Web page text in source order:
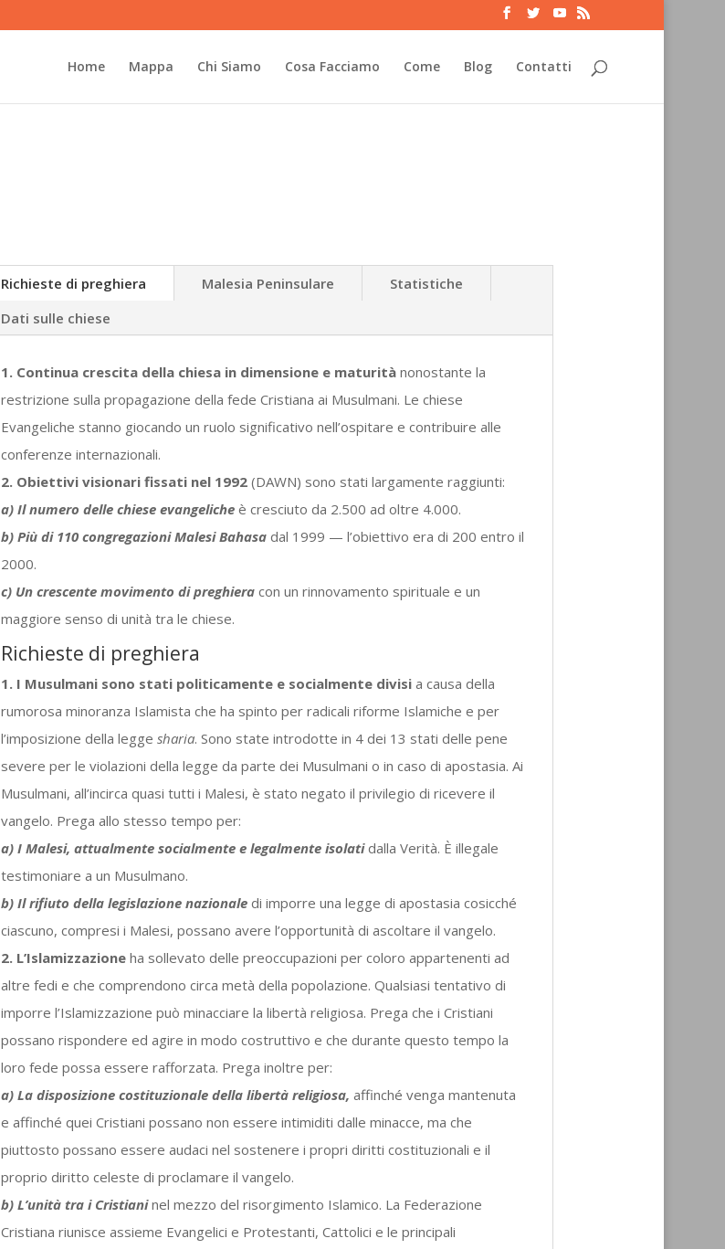
Home Mappa Chi Siamo Cosa Facciamo Come Blog Contatti
Richieste di preghiera Malesia Peninsulare
Statistiche
Dati sulle chiese
1. Continua crescita della chiesa in dimensione e maturità nonostante la
restrizione sulla propagazione della fede Cristiana ai Musulmani. Le chiese
Evangeliche stanno giocando un ruolo significativo nell’ospitare e contribuire alle
conferenze internazionali.
2. Obiettivi visionari fissati nel 1992 (DAWN) sono stati largamente raggiunti:
a) Il numero delle chiese evangeliche è cresciuto da 2.500 ad oltre 4.000.
b) Più di 110 congregazioni Malesi Bahasa dal 1999 — l’obiettivo era di 200 entro il
2000.
c) Un crescente movimento di preghiera con un rinnovamento spirituale e un
maggiore senso di unità tra le chiese.
Richieste di preghiera
1. I Musulmani sono stati politicamente e socialmente divisi a causa della
rumorosa minoranza Islamista che ha spinto per radicali riforme Islamiche e per
l’imposizione della leggesharia. Sono state introdotte in 4 dei 13 stati delle pene
severe per le violazioni della legge da parte dei Musulmani o in caso di apostasia. Ai
Musulmani, all’incirca quasi tutti i Malesi, è stato negato il privilegio di ricevere il
vangelo. Prega allo stesso tempo per:
a) I Malesi, attualmente socialmente e legalmente isolatidalla Verità. È illegale
testimoniare a un Musulmano.
b) Il rifiuto della legislazione nazionale di imporre una legge di apostasia cosicché
ciascuno, compresi i Malesi, possano avere l’opportunità di ascoltare il vangelo.
2. L’Islamizzazione ha sollevato delle preoccupazioni per coloro appartenenti ad
altre fedi e che comprendono circa metà della popolazione. Qualsiasi tentativo di
imporre l’Islamizzazione può minacciare la libertà religiosa. Prega che i Cristiani
possano rispondere ed agire in modo costruttivo e che durante questo tempo la
loro fede possa essere rafforzata. Prega inoltre per:
a) La disposizione costituzionale della libertà religiosa, affinché venga mantenuta
e affinché quei Cristiani possano non essere intimiditi dalle minacce, ma che
piuttosto possano essere audaci nel sostenere i propri diritti costituzionali e il
proprio diritto celeste di proclamare il vangelo.
b) L’unità tra i Cristianinel mezzo del risorgimento Islamico. La Federazione
Cristiana riunisce assieme Evangelici e Protestanti, Cattolici e le principali